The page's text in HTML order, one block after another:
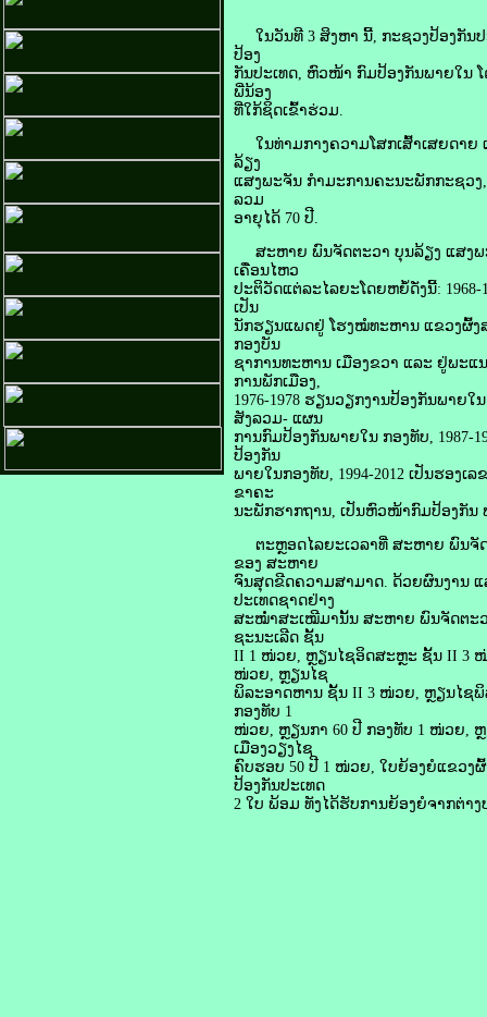
ໃນວັນທີ 3 ສິງຫາ ນີ້, ກະຊວງປ້ອງກັນ
ປ້ອງ
ກັນປະເທດ, ຫົວໜ້າ ກົມປ້ອງກັນພາຍໃນ
ພີ່ນ້ອງ
ທີ່ໃກ້ຊິດເຂົ້າຮ່ວມ.
ໃນທ່າມກາງຄວາມໂສກເສົ້າເສຍດາຍ
ລ້ຽງ
ແສງພະຈັນ ກໍາມະການຄະນະພັກກະຊວງ,
ລວມ
ອາຍຸໄດ້ 70 ປີ.
ສະຫາຍ ພົນຈັດຕະວາ ບຸນລ້ຽງ ແສງພະ
ເຄື່ອນໄຫວ
ປະຕິວັດແຕ່ລະໄລຍະໂດຍຫຍໍ້ດັ່ງນີ້: 1968-
ເປັນ
ນັກຮຽນແພດຢູ່ ໂຮງໝໍທະຫານ ແຂວງຜົ້ງສ
ກອງບັນ
ຊາການທະຫານ ເມືອງຂວາ ແລະ ຢູ່ພະແ
ການພັກເມືອງ,
1976-1978 ຮຽນວຽກງານປ້ອງກັນພາຍ
ສັງລວມ- ແຜນ
ການກົມປ້ອງກັນພາຍໃນ ກອງທັບ,
ປ້ອງກັນ
ພາຍໃນກອງທັບ, 1994-2012 ເປັນຮອງ
ຂາຄະ
ນະພັກຮາກຖານ, ເປັນຫົວໜ້າກົມປ້ອງກັນ
ຕະຫຼອດໄລຍະເວລາທີ່ ສະຫາຍ ພົນຈັດ
ຂອງ ສະຫາຍ
ຈົນສຸດຂີດຄວາມສາມາດ. ດ້ວຍຜົນງານ
ປະເທດຊາດຢ່າງ
ສະໝໍ່າສະເໝີມານັ້ນ ສະຫາຍ ພົນຈັດຕະວ
ຊະນະເລີດ ຊັ້ນ
II 1 ໜ່ວຍ, ຫຼຽນໄຊອິດສະຫຼະ ຊັ້ນ II 3
ໜ່ວຍ, ຫຼຽນໄຊ
ພິລະອາດຫານ ຊັ້ນ II 3 ໜ່ວຍ, ຫຼຽນໄຊພິ
ກອງທັບ 1
ໜ່ວຍ, ຫຼຽນກາ 60 ປີ ກອງທັບ 1 ໜ່ວຍ,
ເມືອງວຽງໄຊ
ຄົບຮອບ 50 ປີ 1 ໜ່ວຍ, ໃບຍ້ອງຍໍແຂວງ
ປ້ອງກັນປະເທດ
2 ໃບ ພ້ອມ ທັງໄດ້ຮັບການຍ້ອງຍໍຈາກຕ່າ